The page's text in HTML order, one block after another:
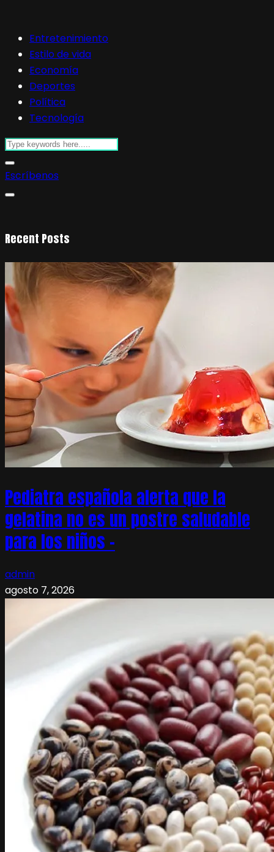
Entretenimiento
Estilo de vida
Economía
Deportes
Política
Tecnología
Escríbenos
Recent Posts
Pediatra española alerta que la
gelatina no es un postre saludable
para los niños –
admin
agosto 7, 2026